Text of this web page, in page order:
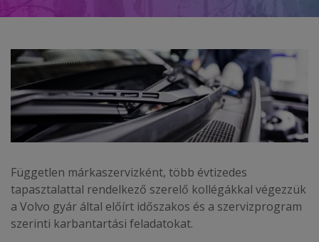
Független márkaszervizként, több évtizedes
tapasztalattal rendelkező szerelő kollégákkal végezzük
a Volvo gyár által előírt időszakos és a szervizprogram
szerinti karbantartási feladatokat.